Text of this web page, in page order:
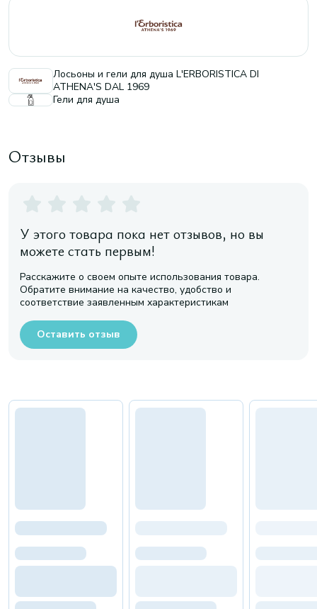
Лосьоны и гели для душа L'ERBORISTICA DI
ATHENA'S DAL 1969
Гели для душа
Отзывы
У этого товара пока нет отзывов, но вы
можете стать первым!
Расскажите о своем опыте использования товара.
Обратите внимание на качество, удобство и
соответствие заявленным характеристикам
Оставить отзыв